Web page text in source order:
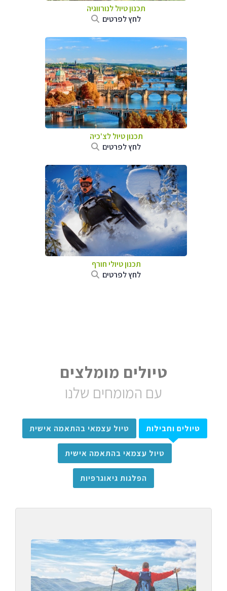
תכנון טיול לנורווגיה
לחץ לפרטים
תכנון טיול לצ'כיה
לחץ לפרטים
תכנון טיולי חורף
לחץ לפרטים
טיולים מומלצים
עם המומחים שלנו
טיולים וחבילות טיול עצמאי בהתאמה אישית
טיול עצמאי בהתאמה אישית
הפלגות גיאוגרפיות